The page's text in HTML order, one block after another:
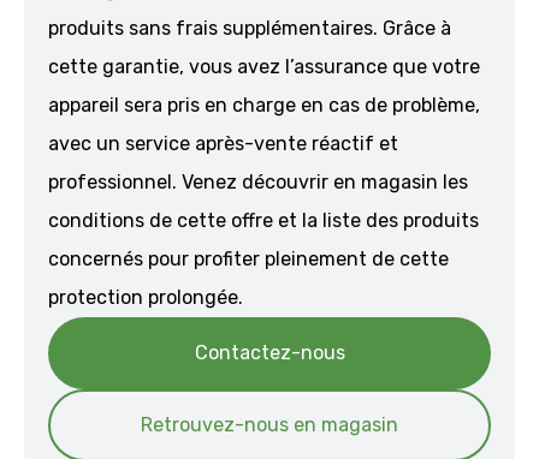
produits sans frais supplémentaires. Grâce à
cette garantie, vous avez l’assurance que votre
appareil sera pris en charge en cas de problème,
avec un service après-vente réactif et
professionnel. Venez découvrir en magasin les
conditions de cette offre et la liste des produits
concernés pour profiter pleinement de cette
protection prolongée.
Contactez-nous
Retrouvez-nous en magasin